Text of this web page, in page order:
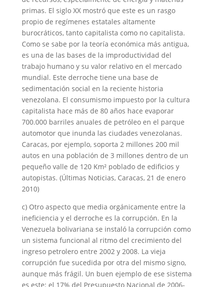
primas. El siglo XX mostró que este es un rasgo
propio de regímenes estatales altamente
burocráticos, tanto capitalista como no capitalista.
Como se sabe por la teoría económica más antigua,
es una de las bases de la improductividad del
trabajo humano y su valor relativo en el mercado
mundial. Este derroche tiene una base de
sedimentación social en la reciente historia
venezolana. El consumismo impuesto por la cultura
capitalista hace más de 80 años hace evaporar
700.000 barriles anuales de petróleo en el parque
automotor que inunda las ciudades venezolanas.
Caracas, por ejemplo, soporta 2 millones 200 mil
autos en una población de 3 millones dentro de un
pequeño valle de 120 Km² poblado de edificios y
autopistas. (Últimas Noticias, Caracas, 21 de enero
2010)
c) Otro aspecto que media orgánicamente entre la
ineficiencia y el derroche es la corrupción. En la
Venezuela bolivariana se instaló la corrupción como
un sistema funcional al ritmo del crecimiento del
ingreso petrolero entre 2002 y 2008. La vieja
corrupción fue sucedida por otra del mismo signo,
aunque más frágil. Un buen ejemplo de ese sistema
es este: el 17% del Presupuesto Nacional de 2006-